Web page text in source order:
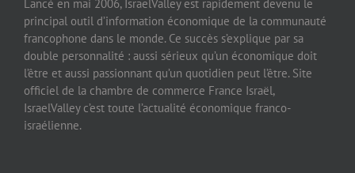
Lancé en mai 2006, IsraelValley est rapidement devenu le
principal outil d’information économique de la communauté
francophone dans le monde. Ce succès s’explique par sa
double personnalité : aussi sérieux qu’un économique doit
l’être et aussi passionnant qu’un quotidien peut l’être. Site
officiel de la chambre de commerce France Israël,
IsraelValley c’est toute l’actualité économique franco-
israélienne.